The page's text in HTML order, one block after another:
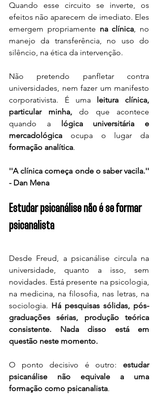
Quando esse circuito se inverte, os
efeitos não aparecem de imediato. Eles
emergem propriamente na clínica, no
manejo da transferência, no uso do
silêncio, na ética da intervenção.
Não pretendo panfletar contra
universidades, nem fazer um manifesto
corporativista. É uma
leitura clínica,
particular minha, do que acontece
quando a
lógica universitária e
mercadológica
formação analítica.
''A clínica começa onde o saber vacila.''
- Dan Mena
Estudar psicanálise não é se formar
psicanalista
Desde Freud, a psicanálise circula na
universidade, quanto a isso, sem
novidades. Está presente na psicologia,
na medicina, na filosofia, nas letras, na
sociologia. Há pesquisas sólidas, pós-
graduações sérias, produção teórica
consistente. Nada disso está em
questão neste momento.
O ponto decisivo é outro: estudar
psicanálise não equivale a uma
formação como psicanalista.